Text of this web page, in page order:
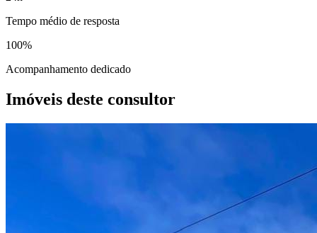
Tempo médio de resposta
100%
Acompanhamento dedicado
Imóveis deste consultor